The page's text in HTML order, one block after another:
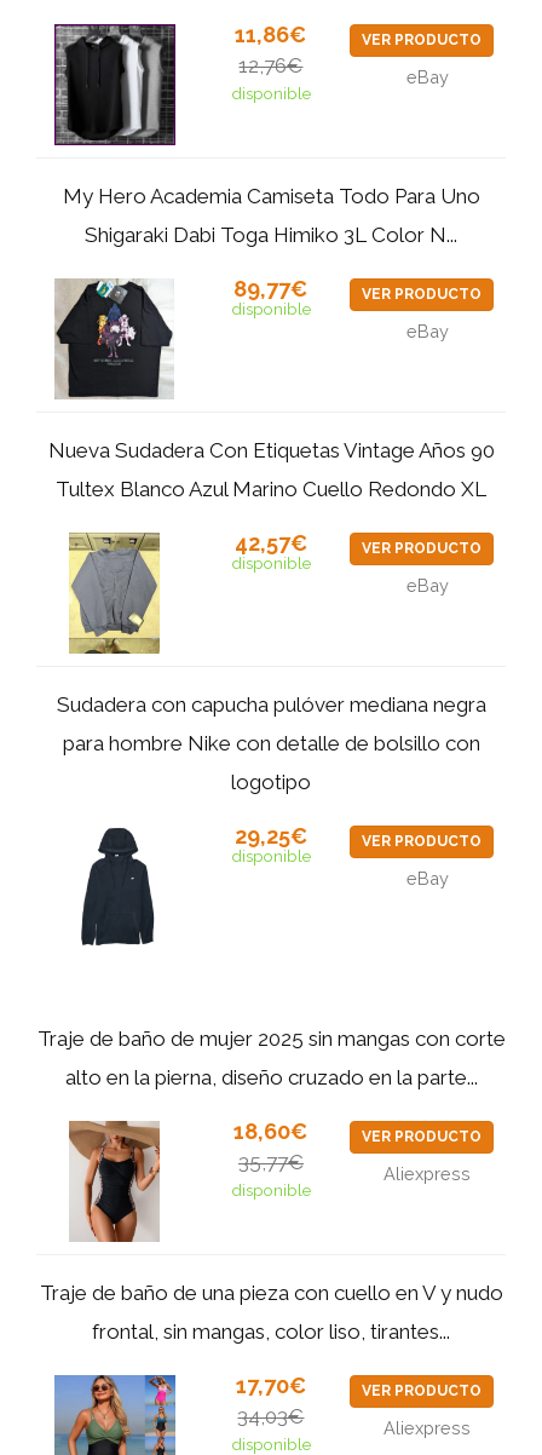
11,86€
12,76€
disponible
VER PRODUCTO
eBay
My Hero Academia Camiseta Todo Para Uno
Shigaraki Dabi Toga Himiko 3L Color N...
89,77€
disponible
VER PRODUCTO
eBay
Nueva Sudadera Con Etiquetas Vintage Años 90
Tultex Blanco Azul Marino Cuello Redondo XL
42,57€
disponible
VER PRODUCTO
eBay
Sudadera con capucha pulóver mediana negra
para hombre Nike con detalle de bolsillo con
logotipo
29,25€
disponible
VER PRODUCTO
eBay
Traje de baño de mujer 2025 sin mangas con corte
alto en la pierna, diseño cruzado en la parte...
18,60€
35,77€
disponible
VER PRODUCTO
Aliexpress
Traje de baño de una pieza con cuello en V y nudo
frontal, sin mangas, color liso, tirantes...
17,70€
34,03€
disponible
VER PRODUCTO
Aliexpress